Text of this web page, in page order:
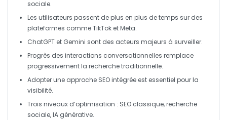
sociale.
Les utilisateurs passent de plus en plus de temps sur des
plateformes commeTikTok etMeta.
ChatGPT et Gemini sont des acteurs majeurs à surveiller.
Progrès des interactions conversationnelles remplace
progressivement la recherche traditionnelle.
Adopter une approche SEO intégrée est essentiel pour la
visibilité.
Trois niveaux d’optimisation : SEO classique,recherche
sociale,IA générative.